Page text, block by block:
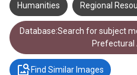
Humanities Regional
Database:Search for subject
Prefectural
Find Similar Images